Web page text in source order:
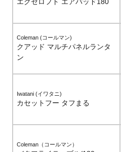
Coleman (コールマン)
クアッド マルチパネルランタ
ン
Iwatani (イワタニ)
カセットフー タフまる
Coleman（コールマン）